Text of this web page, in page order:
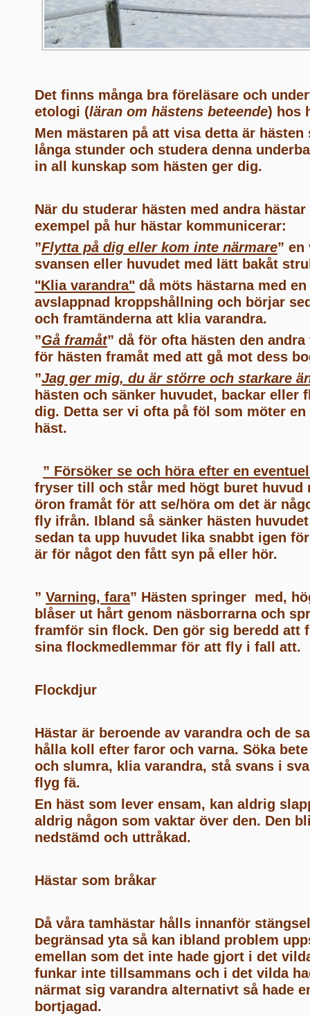
Det finns många bra föreläsare och
etologi (läran om hästens beteende) hos
Men mästaren på att visa detta är
långa stunder och studera denna
in all kunskap som hästen ger dig.
När du studerar hästen med andra
exempel på hur hästar kommunicerar:
”Flytta på dig eller kom inte närmare”
svansen eller huvudet med lätt bakåt
"Klia varandra" då möts hästarna med
avslappnad kroppshållning och börjar
och framtänderna att klia varandra.
”Gå framåt” då för ofta hästen den
för hästen framåt med att gå mot dess
”Jag ger mig, du är större och starkare
hästen och sänker huvudet, backar eller
dig. Detta ser vi ofta på föl som möter
häst.
” Försöker se och höra efter en
fryser till och står med högt buret huvud
öron framåt för att se/höra om det är
fly ifrån. Ibland så sänker hästen
sedan ta upp huvudet lika snabbt igen
är för något den fått syn på eller hör.
” Varning, fara” Hästen springer med,
blåser ut hårt genom näsborrarna och
framför sin flock. Den gör sig beredd att
sina flockmedlemmar för att fly i fall
Flockdjur
Hästar är beroende av varandra och de
hålla koll efter faror och varna. Söka
och slumra, klia varandra, stå svans i
flyg fä.
En häst som lever ensam, kan aldrig
aldrig någon som vaktar över den. Den
nedstämd och uttråkad.
Hästar som bråkar
Då våra tamhästar hålls innanför
begränsad yta så kan ibland problem
emellan som det inte hade gjort i det
funkar inte tillsammans och i det vilda
närmat sig varandra alternativt så hade
bortjagad.